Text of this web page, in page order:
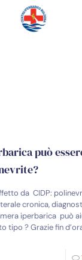
può
da CIDP:
cronica,
iperbarica può
tipo ? Grazie fin